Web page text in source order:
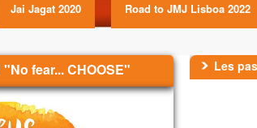
Jai Jagat 2020 Road to JMJ Lisboa 2022
fear... CHOOSE" Les